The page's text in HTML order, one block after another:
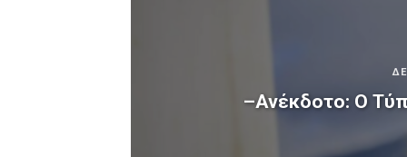
–Ανέκδοτο: Ο